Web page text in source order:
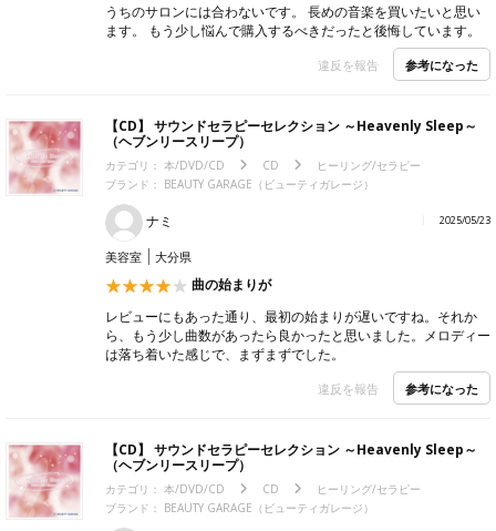
うちのサロンには合わないです。 長めの音楽を買いたいと思い
ます。 もう少し悩んで購入するべきだったと後悔しています。
違反を報告 参考になった
【CD】 サウンドセラピーセレクション ～Heavenly Sleep～
（ヘブンリースリープ）
カテゴリ： 本/DVD/CD CD
ヒーリング/セラピー
ブランド： BEAUTY GARAGE（ビューティガレージ）
ナミ 2025/05/23
美容室 大分県
曲の始まりが
レビューにもあった通り、最初の始まりが遅いですね。それか
ら、もう少し曲数があったら良かったと思いました。メロディー
は落ち着いた感じで、まずまずでした。
違反を報告 参考になった
【CD】 サウンドセラピーセレクション ～Heavenly Sleep～
（ヘブンリースリープ）
カテゴリ： 本/DVD/CD CD
ヒーリング/セラピー
ブランド： BEAUTY GARAGE（ビューティガレージ）